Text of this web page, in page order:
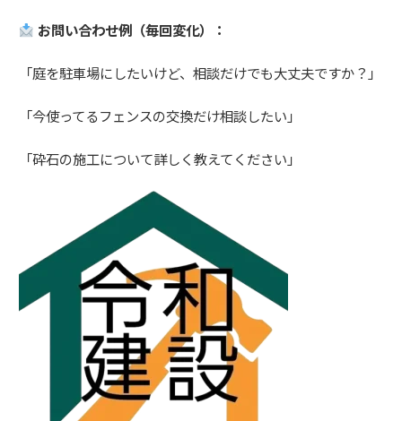
お問い合わせ例（毎回変化）：
「庭を駐車場にしたいけど、相談だけでも大丈夫ですか？」
「今使ってるフェンスの交換だけ相談したい」
「砕石の施工について詳しく教えてください」